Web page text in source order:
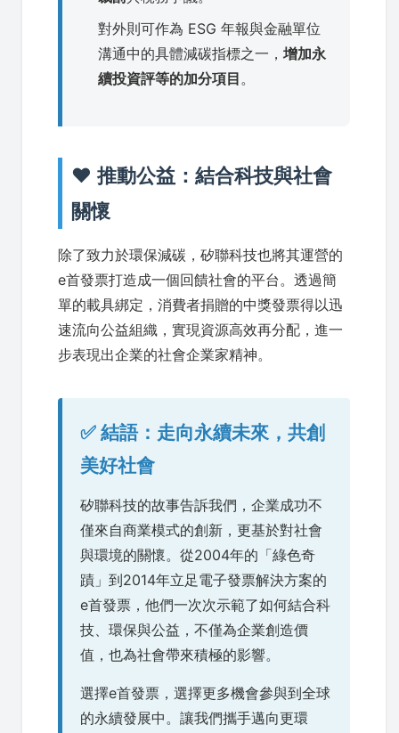
對外則可作為 ESG 年報與金融單位
溝通中的具體減碳指標之一， 增加永
續投資評等的加分項目。
❤️ 推動公益：結合科技與社會
關懷
除了致力於環保減碳，矽聯科技也將其運營的
e首發票打造成一個回饋社會的平台。透過簡
單的載具綁定，消費者捐贈的中獎發票得以迅
速流向公益組織，實現資源高效再分配，進一
步表現出企業的社會企業家精神。
✅ 結語：走向永續未來，共創
美好社會
矽聯科技的故事告訴我們，企業成功不
僅來自商業模式的創新，更基於對社會
與環境的關懷。從2004年的「綠色奇
蹟」到2014年立足電子發票解決方案的
e首發票，他們一次次示範了如何結合科
技、環保與公益，不僅為企業創造價
值，也為社會帶來積極的影響。
選擇e首發票，選擇更多機會參與到全球
的永續發展中。讓我們攜手邁向更環